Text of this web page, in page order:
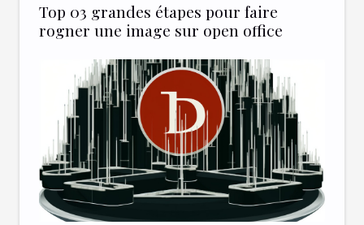
Top 03 grandes étapes pour faire
rogner une image sur open office